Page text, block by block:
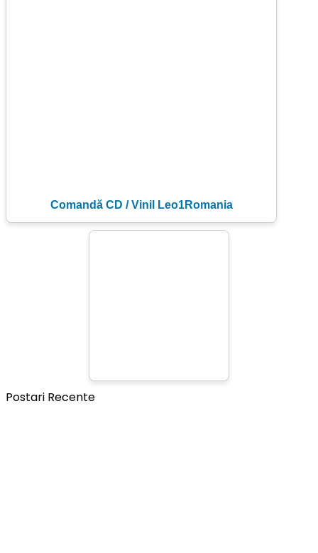
Comandă CD / Vinil Leo1Romania
Postari Recente